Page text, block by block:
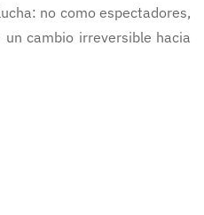
no como espectadores,
cambio irreversible hacia